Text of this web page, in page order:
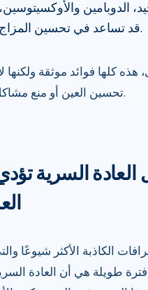
الدوبامين والأوكسيتوسين،
قد تساعد في تحسين المزاج.
هذه كلها فوائد موثقة ولكنها
تحسين العين أو منع مشاكل العين.
العادة السرية
الكاذبة الأكثر شيوعًا
طويلة هي أن العادة